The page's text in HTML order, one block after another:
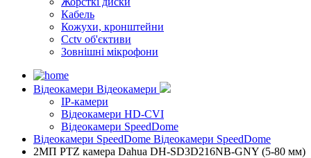
Кабель
Кожухи, кронштейни
Cctv об'єктиви
Зовнішні мікрофони
Відеокамери Відеокамери
IP-камери
Відеокамери HD-CVI
Відеокамери SpeedDome
Відеокамери SpeedDome Відеокамери SpeedDome
2МП PTZ камера Dahua DH-SD3D216NB-GNY (5-80 мм)